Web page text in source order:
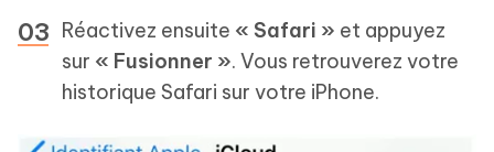
Réactivez ensuite « Safari » et appuyez
sur « Fusionner ». Vous retrouverez votre
historique Safari sur votre iPhone.